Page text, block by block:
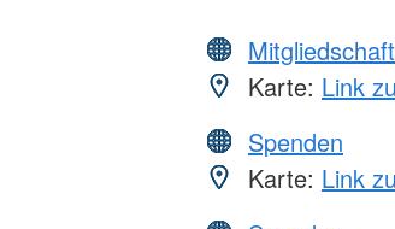
Mitgliedschaft
Karte: Link
Spenden
Karte: Link